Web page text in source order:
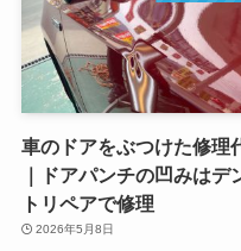
車のドアをぶつけた修理
｜ドアパンチの凹みはデ
トリペアで修理
2026年5月8日